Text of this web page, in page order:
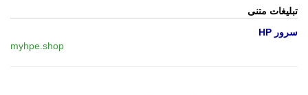
تبلیغات متنی
سرور HP
myhpe.shop